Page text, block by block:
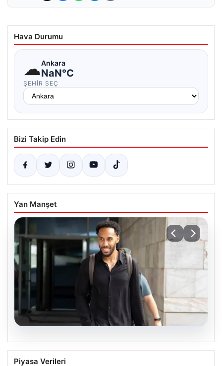
Hava Durumu
☁Ankara
NaN°C
ŞEHIR SEÇ
Bizi Takip Edin
Yan Manşet
05.08.2026
Çorum FK’den Pierre-Emerick
Piyasa Verileri